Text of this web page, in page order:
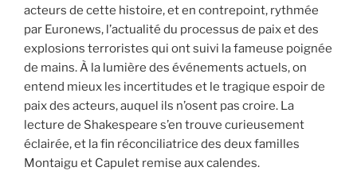
acteurs de cette histoire, et en contrepoint, rythmée
par Euronews, l’actualité du processus de paix et des
explosions terroristes qui ont suivi la fameuse poignée
de mains. À la lumière des événements actuels, on
entend mieux les incertitudes et le tragique espoir de
paix des acteurs, auquel ils n’osent pas croire. La
lecture de Shakespeare s’en trouve curieusement
éclairée, et la fin réconciliatrice des deux familles
Montaigu et Capulet remise aux calendes.